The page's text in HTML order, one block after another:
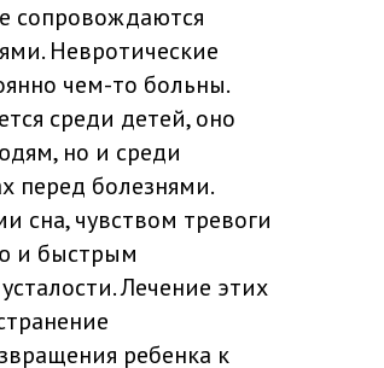
сопровождаются
Невротические
чем-то больны.
среди детей, оно
но и среди
перед болезнями.
сна, чувством тревоги
и быстрым
Лечение этих
ребенка к